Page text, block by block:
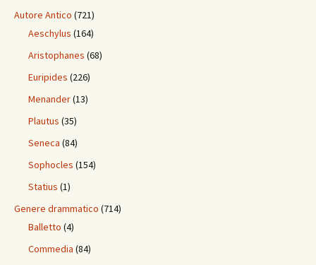
Autore Antico (721)
Aeschylus (164)
Aristophanes (68)
Euripides (226)
Menander(13)
Plautus (35)
Seneca (84)
Sophocles (154)
Statius (1)
Genere drammatico (714)
Balletto (4)
Commedia (84)